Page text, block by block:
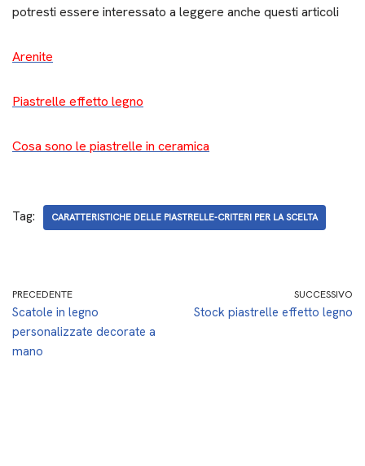
potresti essere interessato a leggere anche questi articoli
Arenite
Piastrelle effetto legno
Cosa sono le piastrelle in ceramica
Tag: CARATTERISTICHE DELLE PIASTRELLE-CRITERI PER LA SCELTA
PRECEDENTE
Scatole in legno
personalizzate decorate a
mano
SUCCESSIVO
Stock piastrelle effetto legno